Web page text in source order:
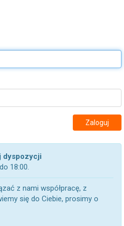
Zaloguj
dyspozycji
18:00.
z nami współpracę, z
się do Ciebie, prosimy o